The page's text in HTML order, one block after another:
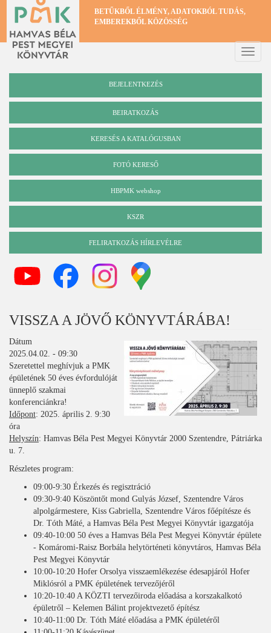
Ugrás
tartalomra
BETŰKBŐL ÉLMÉNY, ADATOKBÓL TUDÁS,
EMBEREKBŐL KÖZÖSSÉG
Toggle
BEJELENTKEZÉS
BEIRATKOZÁS
Katalógus
KERESÉS A KATALÓGUSBAN
FOTÓ KERESŐ
HBPMK webshop
KSZR
FELIRATKOZÁS HÍRLEVÉLRE
VISSZA A JÖVŐ KÖNYVTÁRÁBA!
Dátum
2025.04.02. - 09:30
Szeretettel meghívjuk a PMK
épületének 50 éves évfordulóját
ünneplő szakmai
konferenciánkra!
Időpont: 2025. április 2. 9:30
óra
Helyszín: Hamvas Béla Pest Megyei Könyvtár 2000 Szentendre, Pátriárka
u. 7.
Részletes program:
09:00-9:30 Érkezés és regisztráció
09:30-9:40 Köszöntőt mond Gulyás József, Szentendre Város
alpolgármestere, Kiss Gabriella, Szentendre Város főépítésze és
Dr. Tóth Máté, a Hamvas Béla Pest Megyei Könyvtár igazgatója
09:40-10:00 50 éves a Hamvas Béla Pest Megyei Könyvtár épülete
- Komáromi-Raisz Borbála helytörténeti könyvtáros, Hamvas Béla
Pest Megyei Könyvtár
10:00-10:20 Hofer Orsolya visszaemlékezése édesapjáról Hofer
Miklósról a PMK épületének tervezőjéről
10:20-10:40 A KÖZTI tervezőiroda előadása a korszakalkotó
épületről – Kelemen Bálint projektvezető építész
10:40-11:00 Dr. Tóth Máté előadása a PMK épületéről